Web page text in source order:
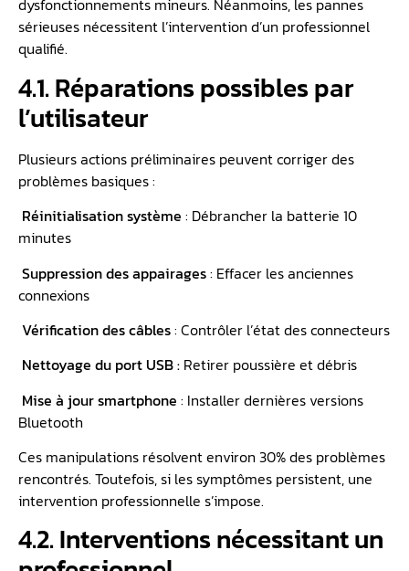
dysfonctionnements mineurs. Néanmoins, les pannes
sérieuses nécessitent l’intervention d’un professionnel
qualifié.
4.1. Réparations possibles par
l’utilisateur
Plusieurs actions préliminaires peuvent corriger des
problèmes basiques :
Réinitialisation système : Débrancher la batterie 10
minutes
Suppression des appairages: Effacer les anciennes
connexions
Vérification des câbles: Contrôler l’état des connecteurs
Nettoyage du port USB : Retirer poussière et débris
Mise à jour smartphone : Installer dernières versions
Bluetooth
Ces manipulations résolvent environ 30% des problèmes
rencontrés. Toutefois, si les symptômes persistent, une
intervention professionnelle s’impose.
4.2. Interventions nécessitant un